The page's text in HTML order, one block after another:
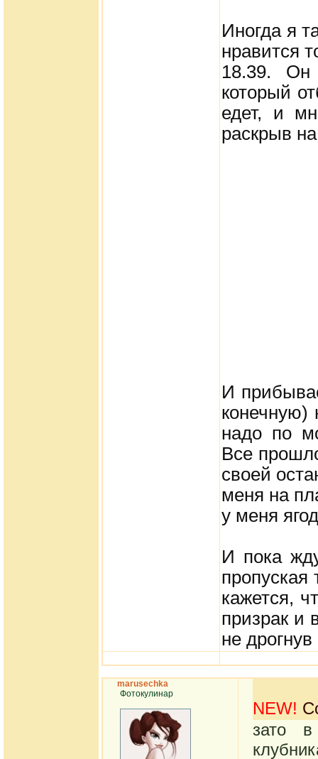
Иногда я
нравится
18.39. Он
который
едет, и
раскрыв
И
конечную)
надо по
Все
своей
меня на
у меня
И пока
пропуская
кажется,
призрак и
не
marusechka
Фотокулинар
NEW!
зато